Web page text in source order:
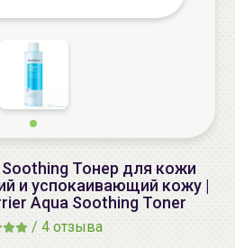
Soothing Тонер для кожи
и успокаивающий кожу |
Aqua Soothing Toner
/ 4 отзыва